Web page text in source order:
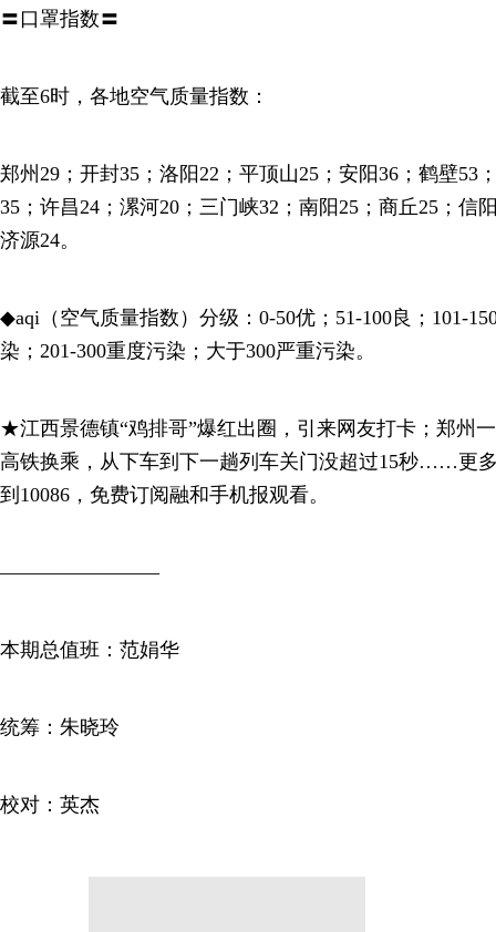
〓口罩指数〓
截至6时，各地空气质量指数：
郑州29；开封35；洛阳22；平顶山25；安阳36；鹤壁53
35；许昌24；漯河20；三门峡32；南阳25；商丘25；信
济源24。
◆aqi（空气质量指数）分级：0-50优；51-100良；101-
染；201-300重度污染；大于300严重污染。
★江西景德镇“鸡排哥”爆红出圈，引来网友打卡；郑州
高铁换乘，从下车到下一趟列车关门没超过15秒……更
到10086，免费订阅融和手机报观看。
————————
本期总值班：范娟华
统筹：朱晓玲
校对：英杰